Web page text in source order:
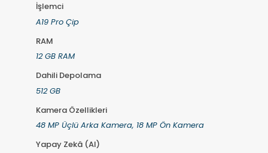
İşlemci
A19 Pro Çip
RAM
12 GB RAM
Dahili Depolama
512 GB
Kamera Özellikleri
48 MP Üçlü Arka Kamera, 18 MP Ön Kamera
Yapay Zekâ (AI)